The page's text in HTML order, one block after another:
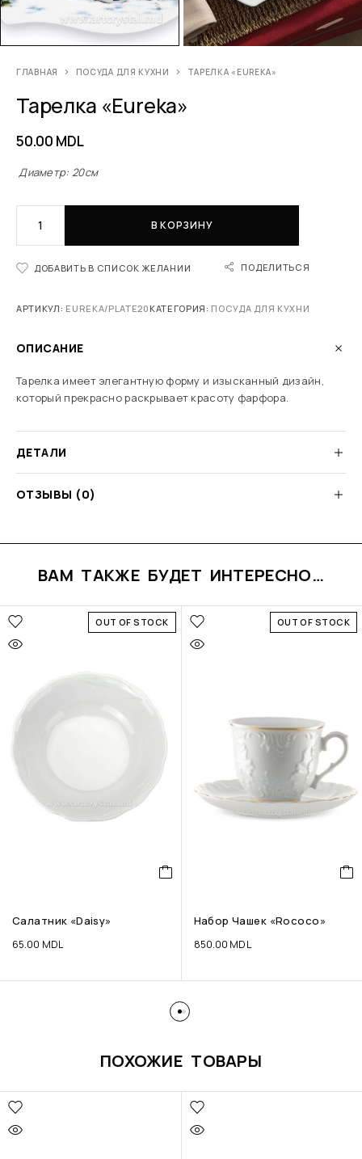
ГЛАВНАЯ ПОСУДА ДЛЯ КУХНИ ТАРЕЛКА «EUREKA»
Тарелка «Eureka»
50.00 MDL
Диаметр: 20см
В КОРЗИНУ
ДОБАВИТЬ В СПИСОК ЖЕЛАНИИ ПОДЕЛИТЬСЯ
АРТИКУЛ: EUREKA/PLATE20 КАТЕГОРИЯ: ПОСУДА ДЛЯ КУХНИ
ОПИСАНИЕ
Тарелка имеет элегантную форму и изысканный дизайн,
который прекрасно раскрывает красоту фарфора.
ДЕТАЛИ
ОТЗЫВЫ (0)
ВАМ ТАКЖЕ БУДЕТ ИНТЕРЕСНО…
OUT OF STOCK
Салатник «Daisy»
65.00 MDL
OUT OF STOCK
Набор Чашек «Rococo»
850.00 MDL
ПОХОЖИЕ ТОВАРЫ